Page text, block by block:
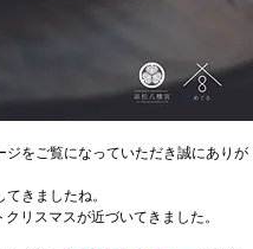
をご覧になっていただき誠にありが
きましたね。
リスマスが近づいてきました。